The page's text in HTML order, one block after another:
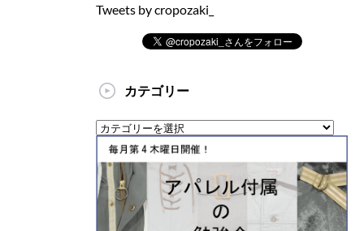
Tweets by cropozaki_
カテゴリー